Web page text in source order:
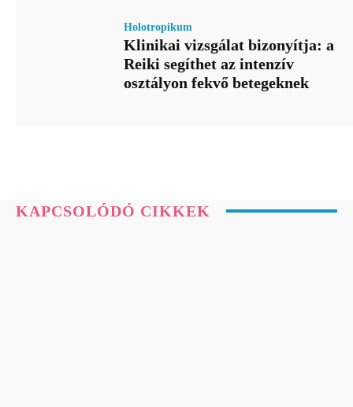
Holotropikum
Klinikai vizsgálat bizonyítja: a
Reiki segíthet az intenzív
osztályon fekvő betegeknek
KAPCSOLÓDÓ CIKKEK